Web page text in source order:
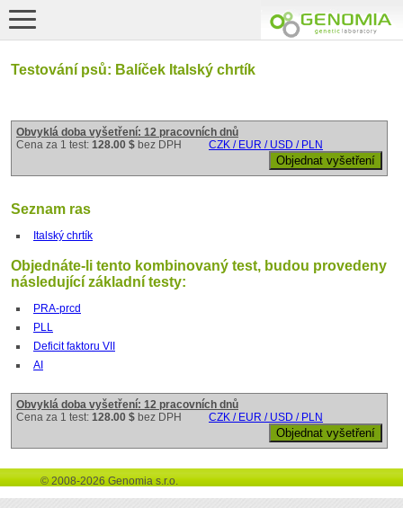
Testování psů: Balíček Italský chrtík
Obvyklá doba vyšetření: 12 pracovních dnů
Cena za 1 test: 128.00 $ bez DPH CZK / EUR / USD / PLN
Seznam ras
Italský chrtík
Objednáte-li tento kombinovaný test, budou provedeny
následující základní testy:
PRA-prcd
PLL
Deficit faktoru VII
AI
Obvyklá doba vyšetření: 12 pracovních dnů
Cena za 1 test: 128.00 $ bez DPH CZK / EUR / USD / PLN
© 2008-2026 Genomia s.r.o.